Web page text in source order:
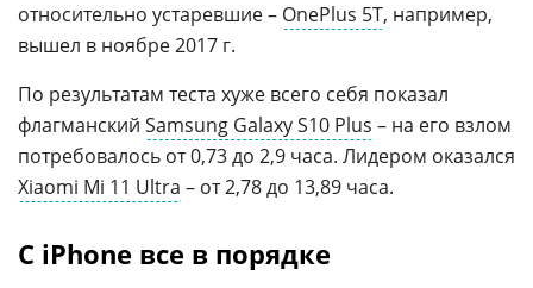
относительно устаревшие – OnePlus 5T, например,
вышел в ноябре 2017 г.
По результатам теста хуже всего себя показал
флагманский Samsung Galaxy S10 Plus – на его взлом
потребовалось от 0,73 до 2,9 часа. Лидером оказался
Xiaomi Mi 11 Ultra – от 2,78 до 13,89 часа.
С iPhone все в порядке